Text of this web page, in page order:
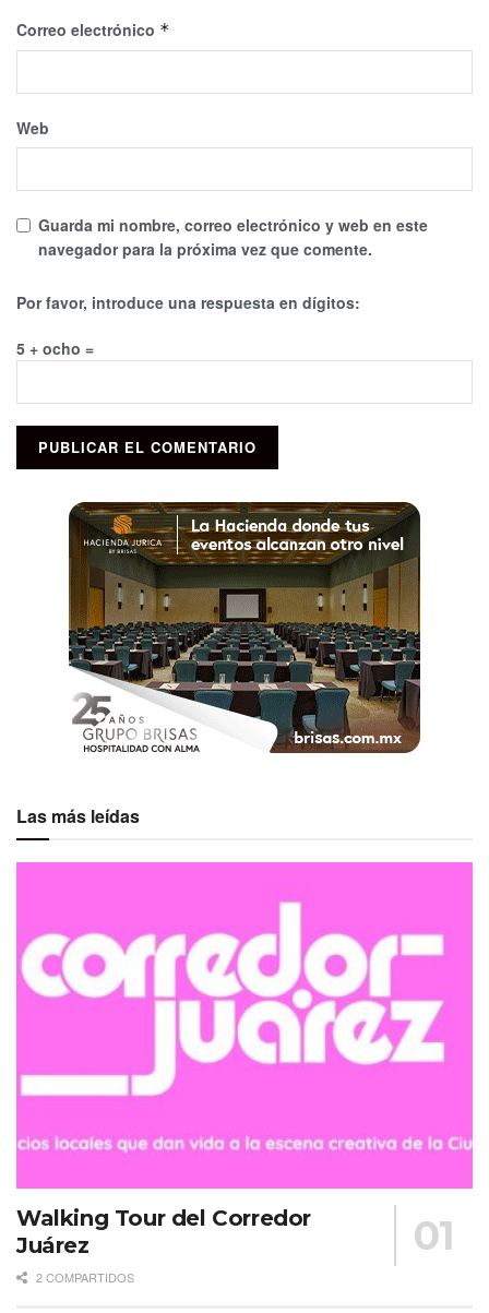
Correo electrónico *
Web
Guarda mi nombre, correo electrónico y web en este
navegador para la próxima vez que comente.
Por favor, introduce una respuesta en dígitos:
5 + ocho =
Las más leídas
Walking Tour del Corredor
Juárez
2 COMPARTIDOS